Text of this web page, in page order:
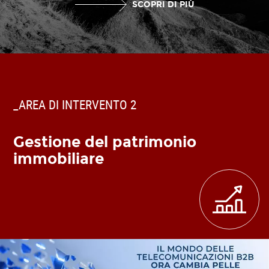
SCOPRI DI PIÙ
_AREA DI INTERVENTO 2
Gestione del patrimonio
immobiliare